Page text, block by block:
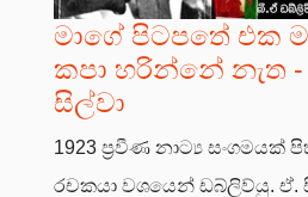
මාගේ පිටපතේ එක
කපා හරින්නේ නැත
සිල්වා
1923 ප්‍රවීණ නාට්‍ය සංගමයක්
රචකයා වශයෙන් ඩබ්ලිව්යු. ඒ.